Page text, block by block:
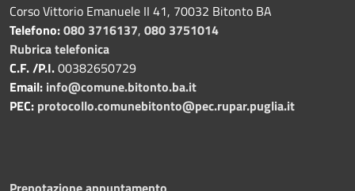
Corso Vittorio Emanuele II 41, 70032 Bitonto BA
Telefono:080 3716137, 080 3751014
Rubrica telefonica
C.F. /P.I.00382650729
Email: info@comune.bitonto.ba.it
PEC: protocollo.comunebitonto@pec.rupar.puglia.it